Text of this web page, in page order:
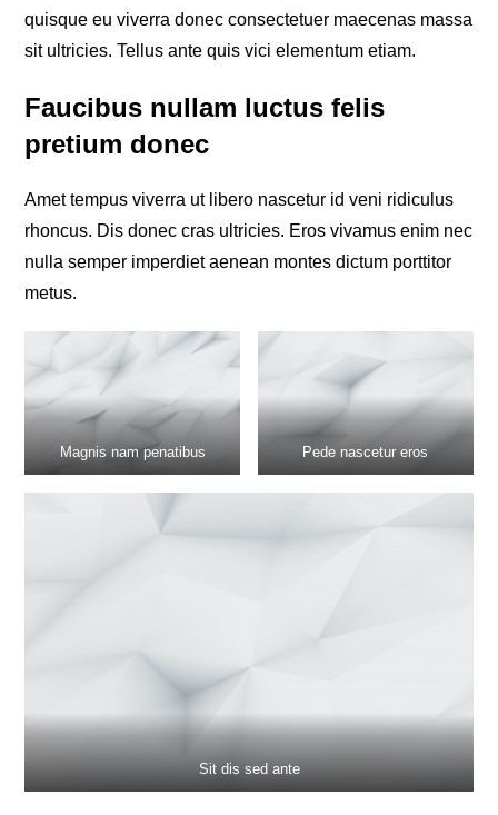
quisque eu viverra donec consectetuer maecenas massa
sit ultricies. Tellus ante quis vici elementum etiam.
Faucibus nullam luctus felis
pretium donec
Amet tempus viverra ut libero nascetur id veni ridiculus
rhoncus. Dis donec cras ultricies. Eros vivamus enim nec
nulla semper imperdiet aenean montes dictum porttitor
metus.
Magnis nam penatibus Pede nascetur eros
Sit dis sed ante